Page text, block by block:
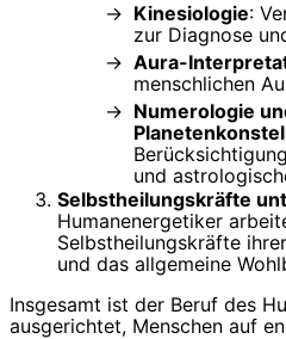
Kinesiologie:
zur Diagnose
Aura-
menschlichen
Numerologie
und
Selbstheilungskräfte
Humanenergetiker
Selbstheilungskräfte
und das allgemeine
Insgesamt ist der Beruf des
ausgerichtet, Menschen auf